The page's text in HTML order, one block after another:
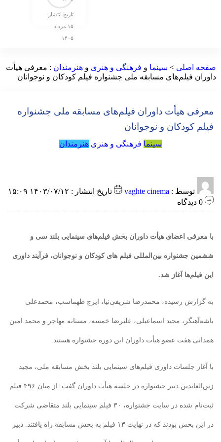
تاریخ انتشار:
۱۵ مرداد
۱۴۰۵
صفحه اصلی > سینما و فرهنگی و هنری و هنرمندان : معرفی هیأت
داوران فیلم‌های مسابقه ملی جشنواره فیلم کودکان و نوجوانان
معرفی هیأت داوران فیلم‌های مسابقه ملی جشنواره
فیلم کودکان و نوجوانان
سینما فرهنگی و هنری هنرمندان
توسط : vaghte cinema
تاریخ انتشار : ۱۴۰۳/۰۷/۱۲ ۱۵:۰۹
با معرفی اعضای هیأت داوران بخش فیلم‌های سینمایی بلند سی و
ششمین جشنواره بین‌المللی فیلم های کودکان و نوجوانان، فرآیند داوری
این فیلم‌ها آغاز شد.
به گزارش رسیده، محمدرضا شریفی‌نیا، ایرج طهماسب، محمدعلی
باشه‌آهنگر، مجید اسماعیلی، علیرضا خمسه، مستانه مهاجر و محمد امین
همدانی هفت عضو هیأت داوران این دوره جشنواره هستند.
با آغاز جلسات داوری فیلم‌های سینمایی بلند بخش مسابقه ملی، مجید
زین‌العابدین دبیر جشنواره در جلسه هیأت داوران گفت: از میان ۴۹۶ فیلم
ثبت‌نام شده در سایت جشنواره، ۳۰ فیلم سینمایی بلند متقاضی شرکت
در این بخش بودند که در نهایت ۱۳ فیلم به بخش مسابقه راه یافتند. دبیر